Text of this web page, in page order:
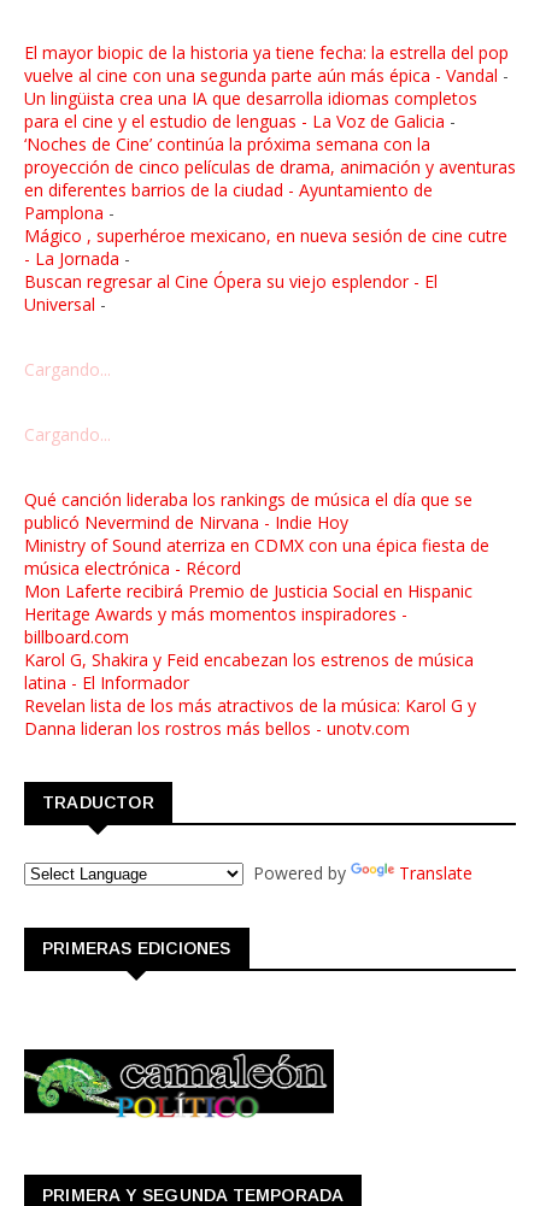
El mayor biopic de la historia ya tiene fecha: la estrella del pop
vuelve al cine con una segunda parte aún más épica - Vandal -
Un lingüista crea una IA que desarrolla idiomas completos
para el cine y el estudio de lenguas - La Voz de Galicia -
‘Noches de Cine’ continúa la próxima semana con la
proyección de cinco películas de drama, animación y aventuras
en diferentes barrios de la ciudad - Ayuntamiento de
Pamplona -
Mágico , superhéroe mexicano, en nueva sesión de cine cutre
- La Jornada -
Buscan regresar al Cine Ópera su viejo esplendor - El
Universal -
Cargando...
Cargando...
Qué canción lideraba los rankings de música el día que se
publicó Nevermind de Nirvana - Indie Hoy
Ministry of Sound aterriza en CDMX con una épica fiesta de
música electrónica - Récord
Mon Laferte recibirá Premio de Justicia Social en Hispanic
Heritage Awards y más momentos inspiradores -
billboard.com
Karol G, Shakira y Feid encabezan los estrenos de música
latina - El Informador
Revelan lista de los más atractivos de la música: Karol G y
Danna lideran los rostros más bellos - unotv.com
TRADUCTOR
Powered by Translate
PRIMERAS EDICIONES
PRIMERA Y SEGUNDA TEMPORADA